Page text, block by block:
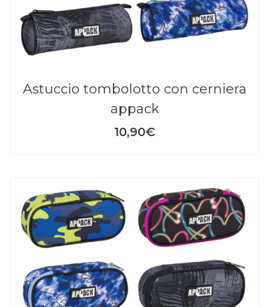
astuccio tombolotto con cerniera
appack
10,90€